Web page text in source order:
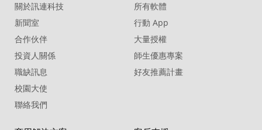
關於訊連科技
新聞室
合作伙伴
投資人關係
職缺訊息
校園大使
聯絡我們
所有軟體
行動 App
大量授權
師生優惠專案
好友推薦計畫